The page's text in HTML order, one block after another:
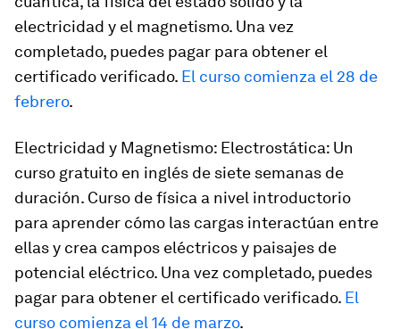
electricidad y el magnetismo. Una vez
completado, puedes pagar para obtener el
certificado verificado. El curso comienza el 28 de
febrero.
Electricidad y Magnetismo: Electrostática: Un
curso gratuito en inglés de siete semanas de
duración. Curso de física a nivel introductorio
para aprender cómo las cargas interactúan entre
ellas y crea campos eléctricos y paisajes de
potencial eléctrico. Una vez completado, puedes
pagar para obtener el certificado verificado. El
curso comienza el 14 de marzo.